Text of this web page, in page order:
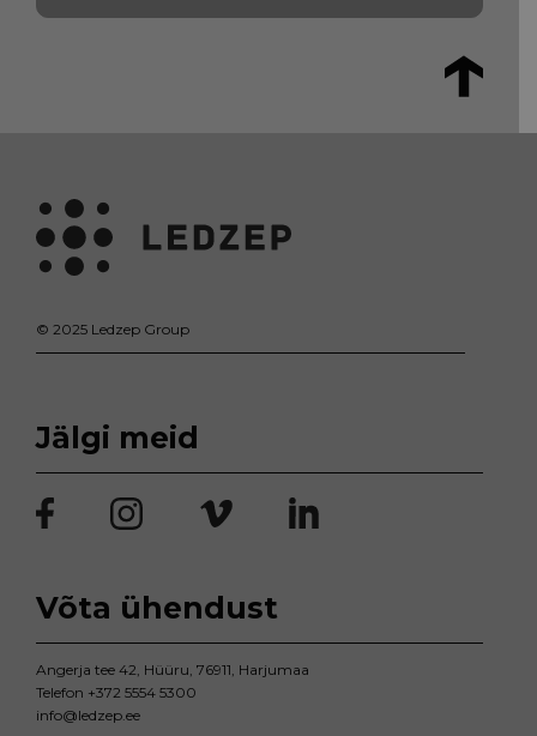
© 2025 Ledzep Group
Jälgi meid
Võta ühendust
Angerja tee 42, Hüüru, 76911, Harjumaa
Telefon +372 5554 5300
info@ledzep.ee